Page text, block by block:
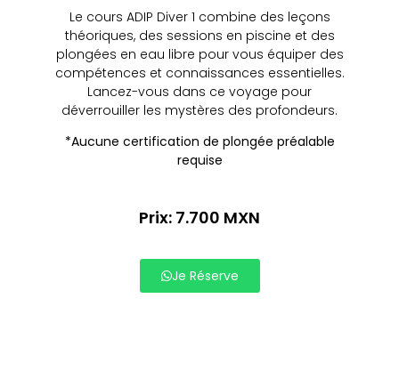
Le cours ADIP Diver 1 combine des leçons
théoriques, des sessions en piscine et des
plongées en eau libre pour vous équiper des
compétences et connaissances essentielles.
Lancez-vous dans ce voyage pour
déverrouiller les mystères des profondeurs.
*Aucune certification de plongée préalable
requise
Prix: 7.700 MXN
Je Réserve